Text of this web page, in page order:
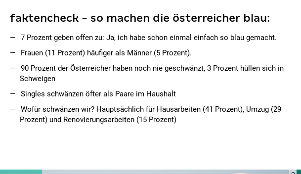
faktencheck - so machen die österreicher blau:
7 Prozent geben offen zu: Ja, ich habe schon einmal einfach so blau gemacht.
Frauen (11 Prozent) häufiger als Männer (5 Prozent).
90 Prozent der Österreicher haben noch nie geschwänzt, 3 Prozent hüllen sich in
Schweigen
Singles schwänzen öfter als Paare im Haushalt
Wofür schwänzen wir? Hauptsächlich für Hausarbeiten (41 Prozent), Umzug (29
Prozent) und Renovierungsarbeiten (15 Prozent)